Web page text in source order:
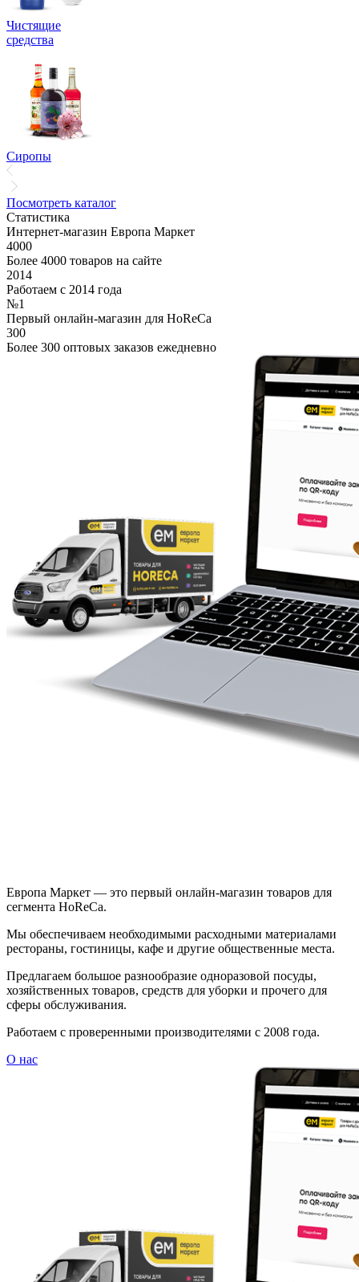
Чистящие
средства
Сиропы
Посмотреть каталог
Статистика
Интернет-магазин Европа Маркет
4000
Более 4000 товаров на сайте
2014
Работаем с 2014 года
№1
Первый онлайн-магазин для HoReCa
300
Более 300 оптовых заказов ежедневно
Европа Маркет — это первый онлайн-магазин товаров для
сегмента HoReCa.
Мы обеспечиваем необходимыми расходными материалами
рестораны, гостиницы, кафе и другие общественные места.
Предлагаем большое разнообразие одноразовой посуды,
хозяйственных товаров, средств для уборки и прочего для
сферы обслуживания.
Работаем с проверенными производителями с 2008 года.
О нас